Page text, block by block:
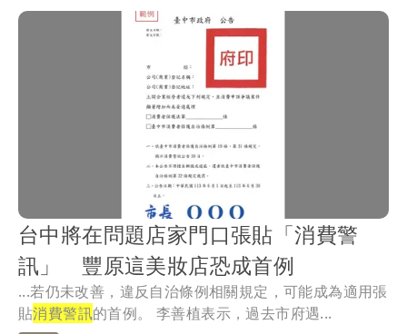
台中將在問題店家門口張貼「消費警
訊」 豐原這美妝店恐成首例
...若仍未改善，違反自治條例相關規定，可能成為適用張
貼消費警訊
的首例。 李善植表示，過去市府遇...